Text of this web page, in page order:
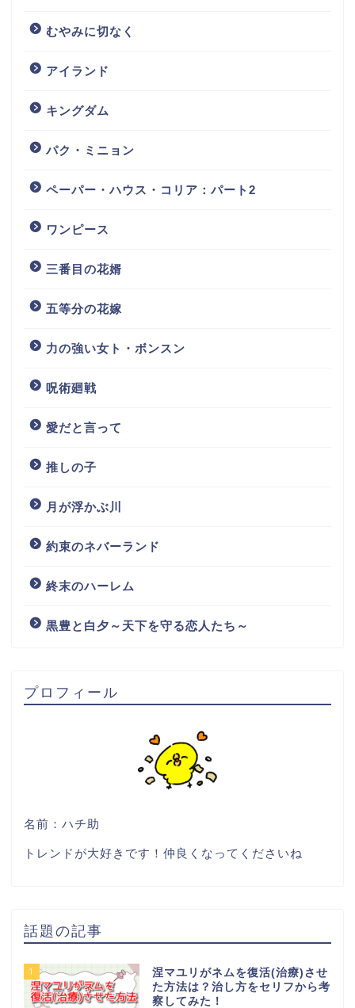
むやみに切なく
アイランド
キングダム
パク・ミニョン
ペーパー・ハウス・コリア：パート2
ワンピース
三番目の花婿
五等分の花嫁
力の強い女ト・ボンスン
呪術廻戦
愛だと言って
推しの子
月が浮かぶ川
約束のネバーランド
終末のハーレム
黒豊と白夕～天下を守る恋人たち～
プロフィール
名前：ハチ助
トレンドが大好きです！仲良くなってくださいね
話題の記事
1
涅マユリがネムを復活(治療)させ
た方法は？治し方をセリフから考
察してみた！